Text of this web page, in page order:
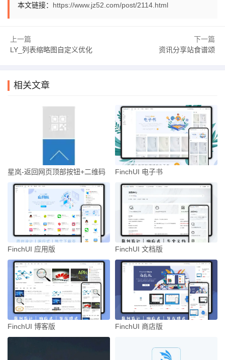
本文链接： https://www.jz52.com/post/2114.html
上一篇
LY_列表缩略图自定义优化
下一篇
资讯分享站食谱颂
相关文章
星岚-返回网页顶部按钮+二维码 FinchUI 电子书
FinchUI 应用版 FinchUI 文档版
FinchUI 博客版 FinchUI 商店版